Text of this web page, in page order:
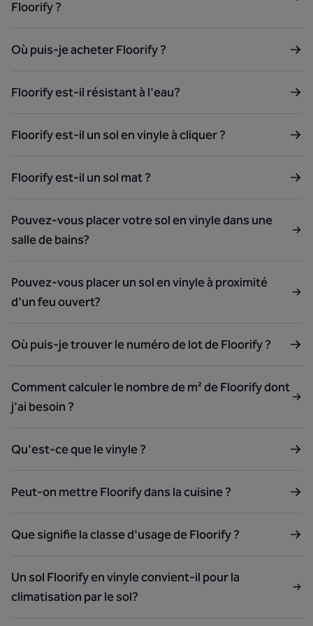
Floorify ?
Où puis-je acheter Floorify ?
Floorify est-il résistant à l'eau?
Floorify est-il un sol en vinyle à cliquer ?
Floorify est-il un sol mat ?
Pouvez-vous placer votre sol en vinyle dans une
salle de bains?
Pouvez-vous placer un sol en vinyle à proximité
d'un feu ouvert?
Où puis-je trouver le numéro de lot de Floorify ?
Comment calculer le nombre de m² de Floorify dont
j'ai besoin ?
Qu'est-ce que le vinyle ?
Peut-on mettre Floorify dans la cuisine ?
Que signifie la classe d'usage de Floorify ?
Un sol Floorify en vinyle convient-il pour la
climatisation par le sol?